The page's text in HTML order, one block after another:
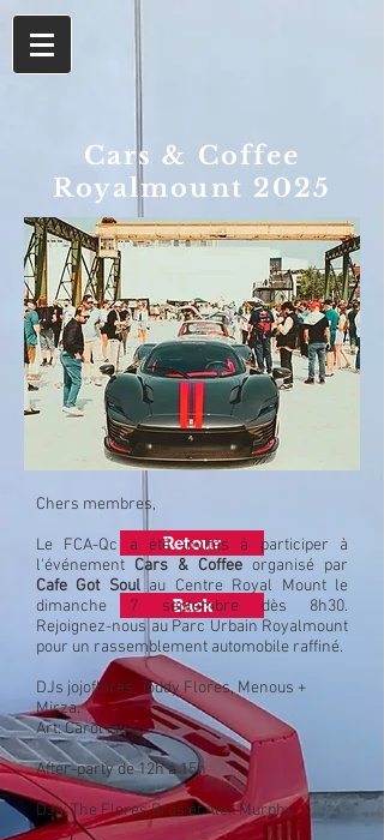
Cars & Coffee
Royalmount 2025
Retour
Back
Chers membres,
Le FCA-Qc a été invités à participer à
l'événement Cars & Coffee organisé par
Cafe Got Soulau Centre Royal Mount le
dimanche 7 septembre dès 8h30.
Rejoignez-nous au Parc Urbain Royalmount
pour un rassemblement automobile raffiné.
DJs jojoflores, Toddy Flores, Menous +
Mirza.
Art: Carol Liu
After-party de 12h à 15h
DJs: The Flores Bros et Alex Murphy.